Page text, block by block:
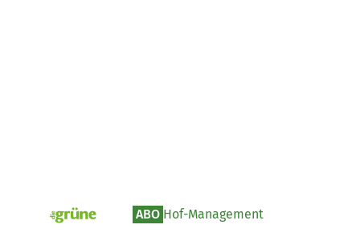
pv_die-grune-online ABO Hof-Management